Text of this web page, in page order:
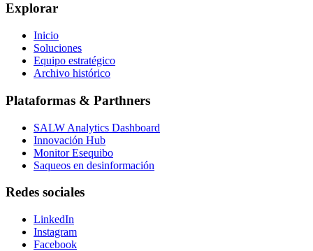
Explorar
Inicio
Soluciones
Equipo estratégico
Archivo histórico
Plataformas & Parthners
SALW Analytics Dashboard
Innovación Hub
Monitor Esequibo
Saqueos en desinformación
Redes sociales
LinkedIn
Instagram
Facebook